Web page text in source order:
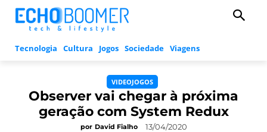
Tecnologia Cultura Jogos Sociedade Viagens
VIDEOJOGOS
Observer vai chegar à próxima
geração com System Redux
por David Fialho 13/04/2020